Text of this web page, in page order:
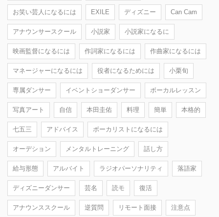
お笑い芸人になるには EXILE ディズニー Can Cam
アナウンサースクール 小説家 小説家になるに
映画監督になるには 作詞家になるには 作曲家になるには
マネージャーになるには 役者になるためには 小栗旬
専属ダンサー イベントショーダンサー ボーカルレッスン
写真アート 自信 本田圭佑 料理 簡単 本格的
七五三 アドバイス ボーカリストになるには
オーデション メンタルトレーニング 話し方
給与形態 アルバイト ラジオパーソナリティ 落語家
ディズニーダンサー 芸名 読モ 復活
アナウンススクール 逆質問 リモート面接 注意点